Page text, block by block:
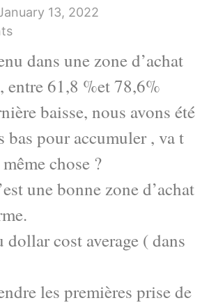
13, 2022
dans une zone d’achat
entre 61,8 %et 78,6%
baisse, nous avons été
bas pour accumuler , va t
chose ?
une bonne zone d’achat
cost average ( dans
les premières prise de